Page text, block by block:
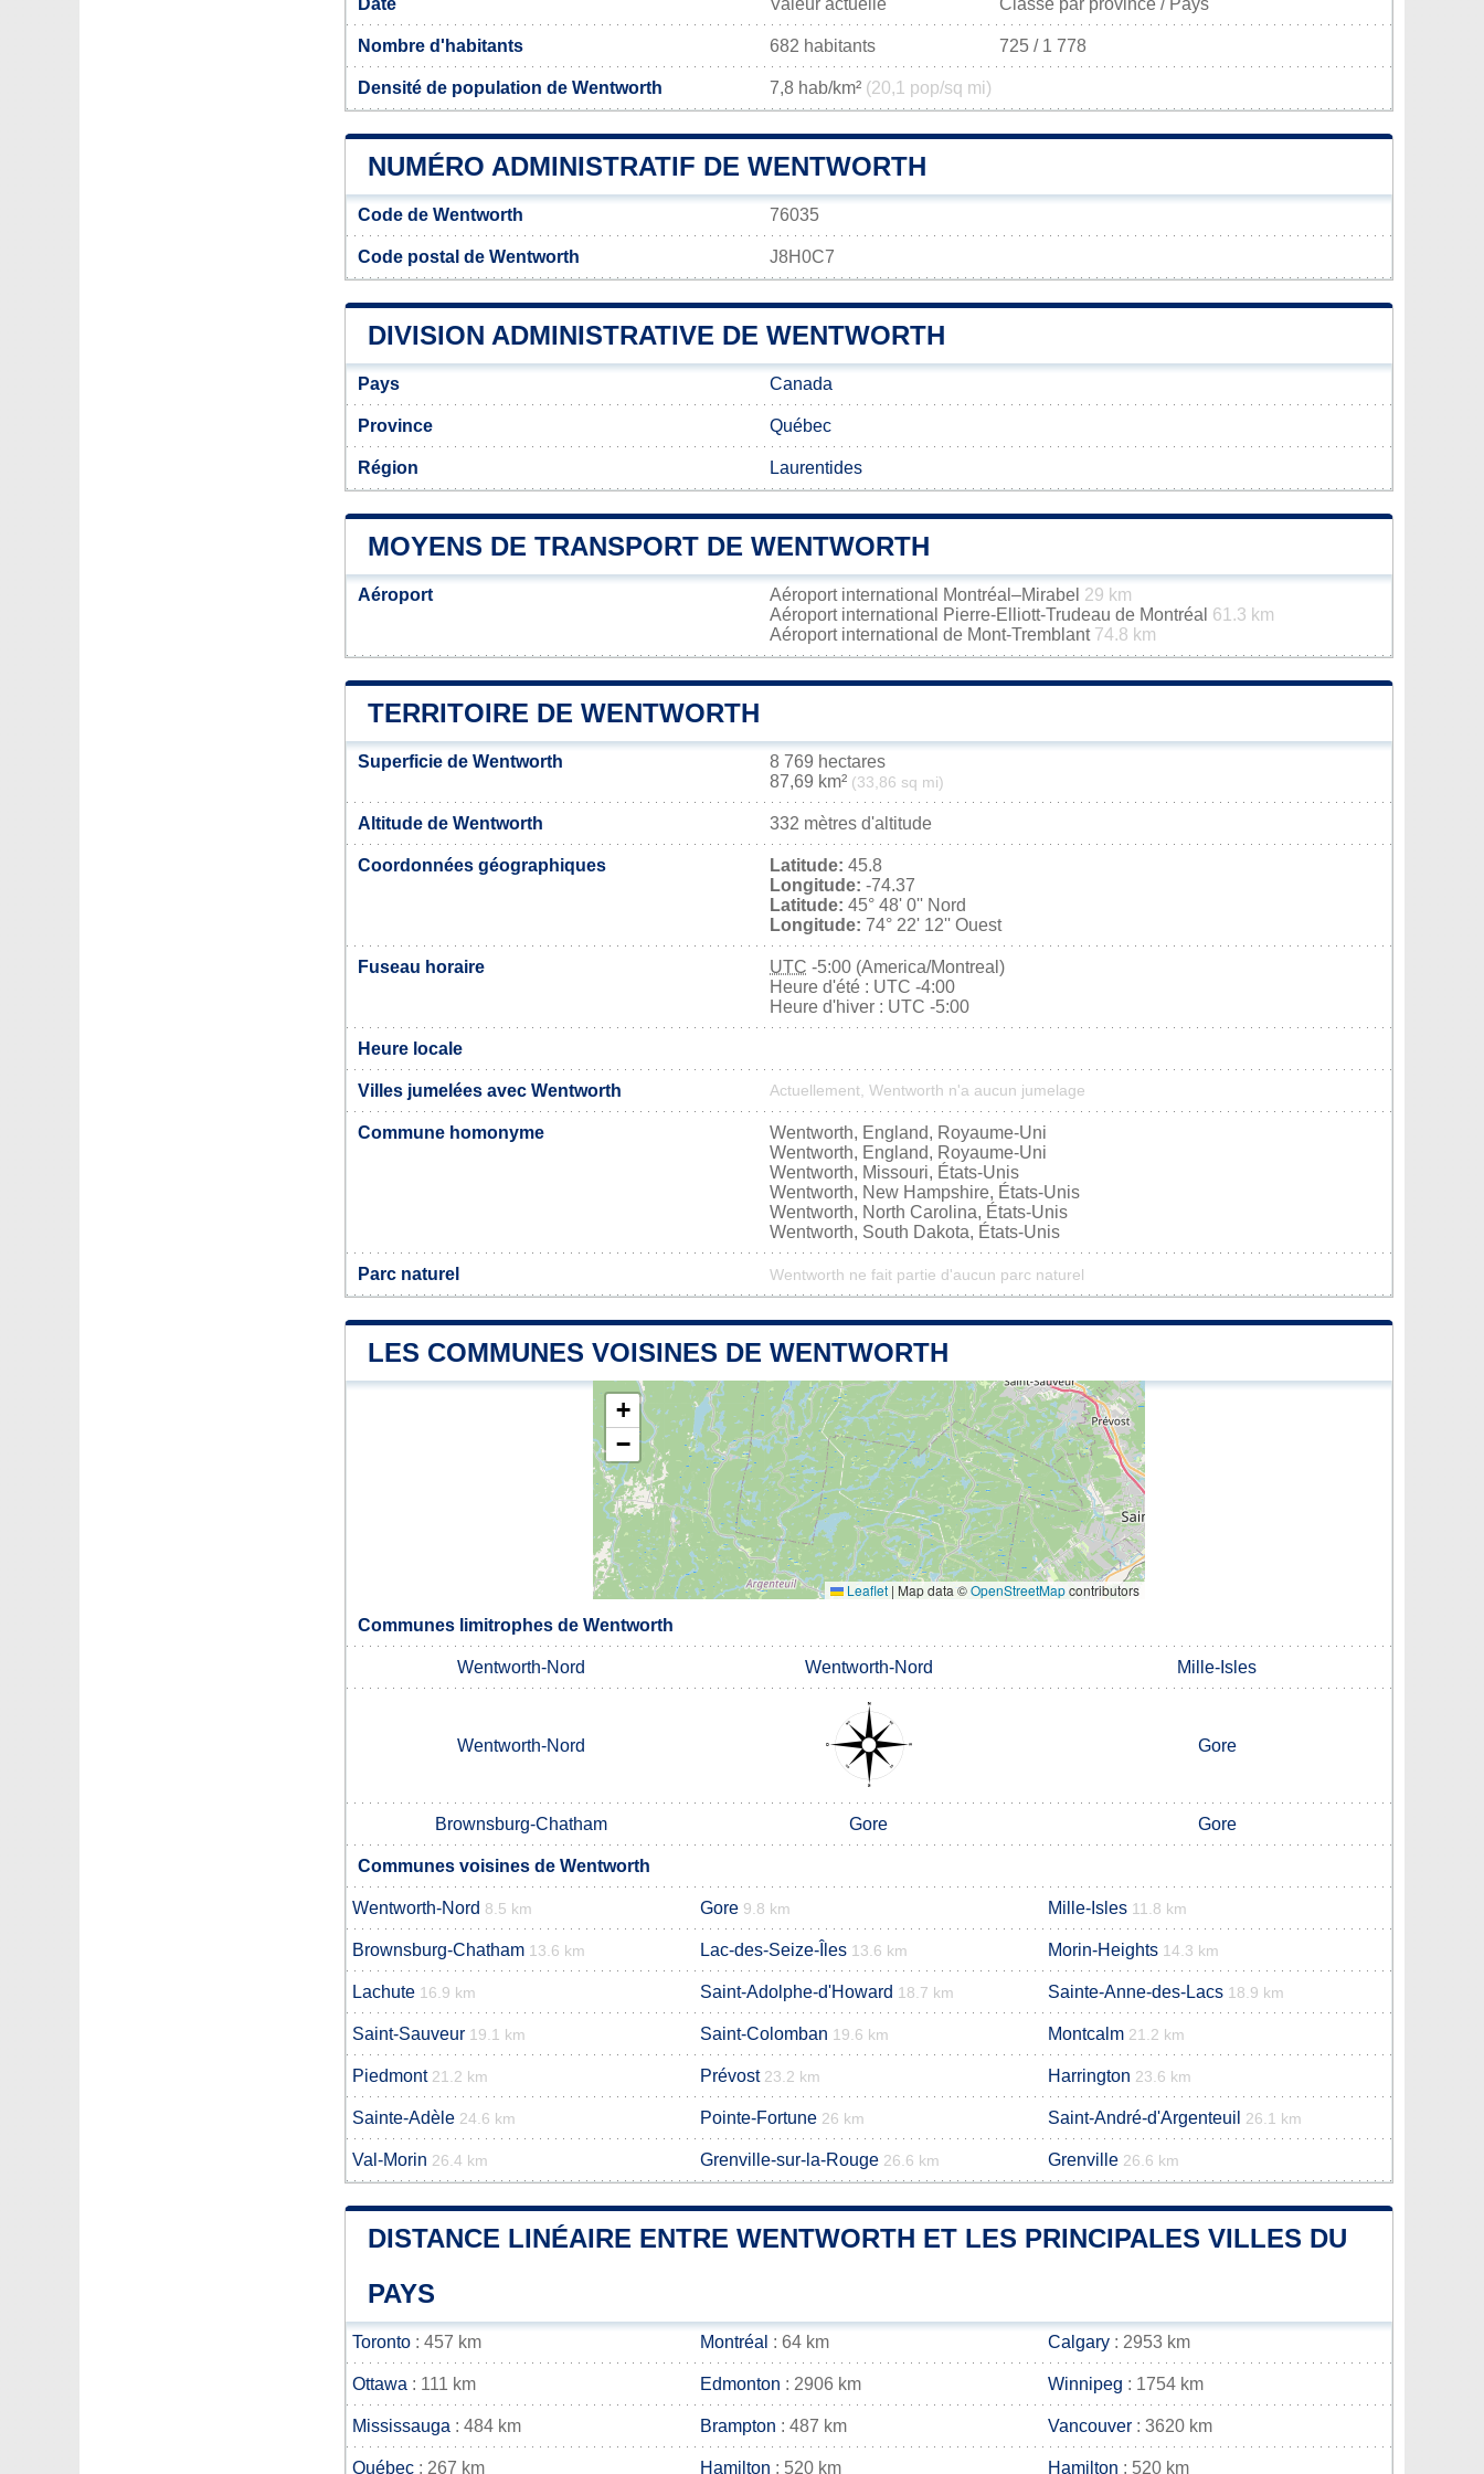
Date Valeur actuelle Classé par province / Pays
Nombre d'habitants 682 habitants 725 / 1 778
Densité de population de Wentworth 7,8 hab/km² (20,1 pop/sq mi)
NUMÉRO ADMINISTRATIF DE WENTWORTH
Code de Wentworth 76035
Code postal de Wentworth J8H0C7
DIVISION ADMINISTRATIVE DE WENTWORTH
Pays Canada
Province Québec
Région Laurentides
MOYENS DE TRANSPORT DE WENTWORTH
Aéroport Aéroport international Montréal–Mirabel 29 km
Aéroport international Pierre-Elliott-Trudeau de Montréal 61.3 km
Aéroport international de Mont-Tremblant 74.8 km
TERRITOIRE DE WENTWORTH
Superficie de Wentworth
8 769 hectares
87,69 km² (33,86 sq mi)
Altitude de Wentworth 332 mètres d'altitude
Coordonnées géographiques Latitude: 45.8
Longitude: -74.37
Latitude: 45° 48' 0'' Nord
Longitude: 74° 22' 12'' Ouest
Fuseau horaire UTC -5:00 (America/Montreal)
Heure d'été : UTC -4:00
Heure d'hiver : UTC -5:00
Heure locale
Villes jumelées avec Wentworth Actuellement, Wentworth n'a aucun jumelage
Commune homonyme
Wentworth, England, Royaume-Uni
Wentworth, England, Royaume-Uni
Wentworth, Missouri, États-Unis
Wentworth, New Hampshire, États-Unis
Wentworth, North Carolina, États-Unis
Wentworth, South Dakota, États-Unis
Parc naturel Wentworth ne fait partie d'aucun parc naturel
LES COMMUNES VOISINES DE WENTWORTH
+
−
Leaflet | Map data ©OpenStreetMapcontributors
Communes limitrophes de Wentworth
Wentworth-Nord Wentworth-Nord Mille-Isles
Wentworth-Nord Gore
Brownsburg-Chatham Gore Gore
Communes voisines de Wentworth
Wentworth-Nord 8.5 km Gore 9.8 km Mille-Isles 11.8 km
Brownsburg-Chatham 13.6 km Lac-des-Seize-Îles 13.6 km Morin-Heights 14.3 km
Lachute 16.9 km Saint-Adolphe-d'Howard 18.7 km Sainte-Anne-des-Lacs 18.9 km
Saint-Sauveur 19.1 km Saint-Colomban 19.6 km Montcalm 21.2 km
Piedmont 21.2 km Prévost 23.2 km Harrington 23.6 km
Sainte-Adèle 24.6 km Pointe-Fortune 26 km Saint-André-d'Argenteuil 26.1 km
Val-Morin 26.4 km Grenville-sur-la-Rouge 26.6 km Grenville 26.6 km
DISTANCE LINÉAIRE ENTRE WENTWORTH ET LES PRINCIPALES VILLES DU
PAYS
Toronto : 457 km Montréal : 64 km Calgary : 2953 km
Ottawa : 111 km Edmonton : 2906 km Winnipeg : 1754 km
Mississauga : 484 km Brampton : 487 km Vancouver : 3620 km
Québec : 267 km Hamilton : 520 km Hamilton : 520 km